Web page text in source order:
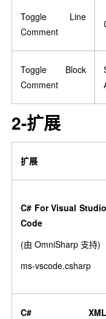
Toggle Line
Comment
Toggle Block
Comment
2-扩展
扩展
C# For Visual Studio
Code
(由 OmniSharp 支持)
ms-vscode.csharp
C# XML